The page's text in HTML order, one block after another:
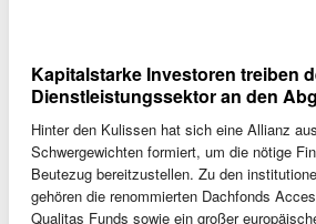
Kapitalstarke Investoren treiben
Dienstleistungssektor an den
Hinter den Kulissen hat sich eine Allianz
Schwergewichten formiert, um die nötige
Beutezug bereitzustellen. Zu den
gehören die renommierten Dachfonds
Qualitas Funds sowie ein großer